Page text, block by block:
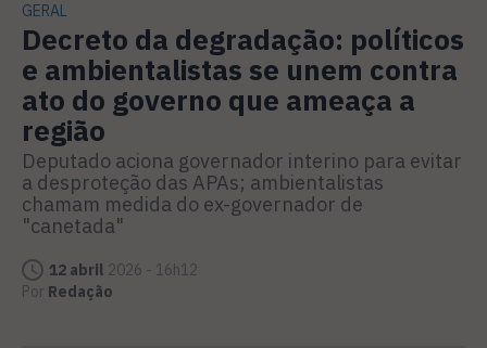
GERAL
Decreto da degradação: políticos
e ambientalistas se unem contra
ato do governo que ameaça a
região
Deputado aciona governador interino para evitar
a desproteção das APAs; ambientalistas
chamam medida do ex-governador de
"canetada"
12 abril 2026 - 16h12
Por Redação